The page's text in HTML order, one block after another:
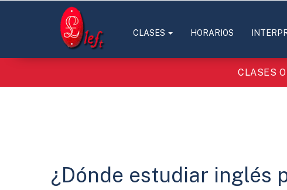
CLASES HORARIOS
CLASES
¿Dónde estudiar inglés